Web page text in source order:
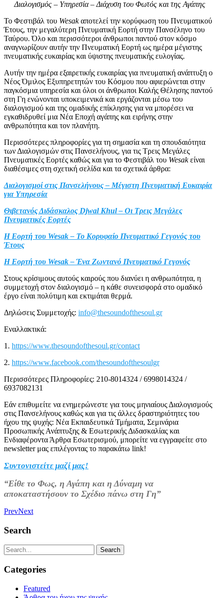
Διαλογισμός – Υπηρεσία – Διάχυση του Φωτός και της Αγάπης
Το Φεστιβάλ του Wesakαποτελεί την κορύφωση του Πνευματικού
Έτους, την μεγαλύτερη Πνευματική Εορτή στην Πανσέληνο του
Ταύρου. Όλο και περισσότεροι άνθρωποι παντού στον κόσμο
αναγνωρίζουν αυτήν την Πνευματική Εορτή ως ημέρα μέγιστης
πνευματικής ευκαιρίας και ύψιστης πνευματικής ευλογίας.
Αυτήν την ημέρα εξαιρετικής ευκαιρίας για πνευματική ανάπτυξη ο
Νέος Όμιλος Εξυπηρετητών του Κόσμου που αφιερώνεται στην
παγκόσμια υπηρεσία και όλοι οι άνθρωποι Καλής Θέλησης παντού
στη Γη ενώνονται υποκειμενικά και εργάζονται μέσω του
διαλογισμού και της ομαδικής επίκλησης για να μπορέσει να
εγκαθιδρυθεί μια Νέα Εποχή αγάπης και ειρήνης στην
ανθρωπότητα και τον πλανήτη.
Περισσότερες πληροφορίες για τη σημασία και τη σπουδαιότητα
των Διαλογισμών στις Πανσελήνους, για τις Τρεις Μεγάλες
Πνευματικές Εορτές καθώς και για το Φεστιβάλ του Wesakείναι
διαθέσιμες στη σχετική σελίδα και τα σχετικά άρθρα:
Διαλογισμοί στις Πανσελήνους – Μέγιστη Πνευματική Ευκαιρία
για Υπηρεσία
Θιβετανός Διδάσκαλος Djwal Khul – Οι Τρεις Μεγάλες
Πνευματικές Εορτές
Η Εορτή του Wesak – Το Κορυφαίο Πνευματικό Γεγονός του
Έτους
Η Εορτή του Wesak – Ένα Ζωντανό Πνευματικό Γεγονός
Στους κρίσιμους αυτούς καιρούς που διανύει η ανθρωπότητα, η
συμμετοχή στον διαλογισμό – η κάθε συνεισφορά στο ομαδικό
έργο είναι πολύτιμη και εκτιμάται θερμά.
Δηλώσεις Συμμετοχής: info@thesoundofthesoul.gr
Εναλλακτικά:
1. https://www.thesoundofthesoul.gr/contact
2. https://www.facebook.com/thesoundofthesoulgr
Περισσότερες Πληροφορίες: 210-8014324 / 6998014324 /
6937082131
Εάν επιθυμείτε να ενημερώνεστε για τους μηνιαίους Διαλογισμούς
στις Πανσελήνους καθώς και για τις άλλες δραστηριότητες του
ήχου της ψυχής: Νέα Εκπαιδευτικά Τμήματα, Σεμινάρια
Προσωπικής Ανάπτυξης & Εσωτερικής Διδασκαλίας και
Ενδιαφέροντα Άρθρα Εσωτερισμού, μπορείτε να εγγραφείτε στο
newsletter μας επιλέγοντας το παρακάτω link!
Συντονιστείτε μαζί μας!
“Είθε το Φως, η Αγάπη και η Δύναμη να
αποκαταστήσουν το Σχέδιο πάνω στη Γη”
PrevNext
Search
Categories
Featured